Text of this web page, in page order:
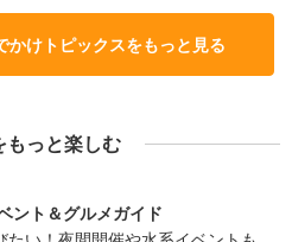
かけトピックスをもっと見る
もっと楽しむ
ント＆グルメガイド